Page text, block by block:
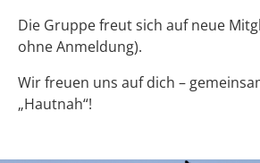
Die Gruppe freut sich auf neue
ohne Anmeldung).
Wir freuen uns auf dich –
„Hautnah“!